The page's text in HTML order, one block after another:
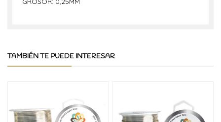
TAMBIÉN TE PUEDE INTERESAR